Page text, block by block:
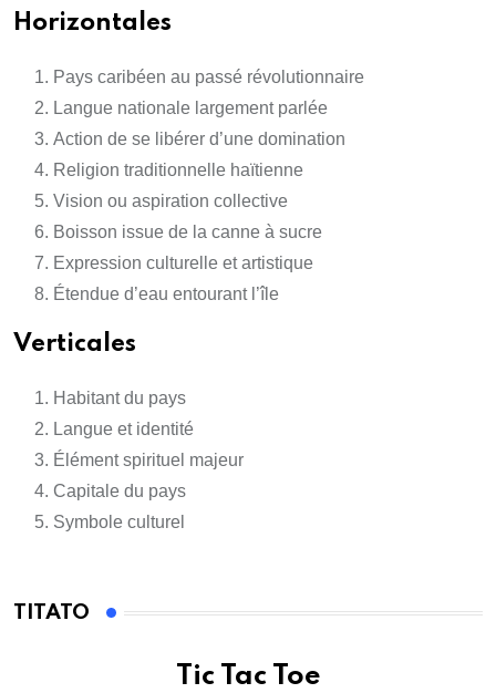
Horizontales
Pays caribéen au passé révolutionnaire
Langue nationale largement parlée
Action de se libérer d’une domination
Religion traditionnelle haïtienne
Vision ou aspiration collective
Boisson issue de la canne à sucre
Expression culturelle et artistique
Étendue d’eau entourant l’île
Verticales
Habitant du pays
Langue et identité
Élément spirituel majeur
Capitale du pays
Symbole culturel
TITATO
Tic Tac Toe